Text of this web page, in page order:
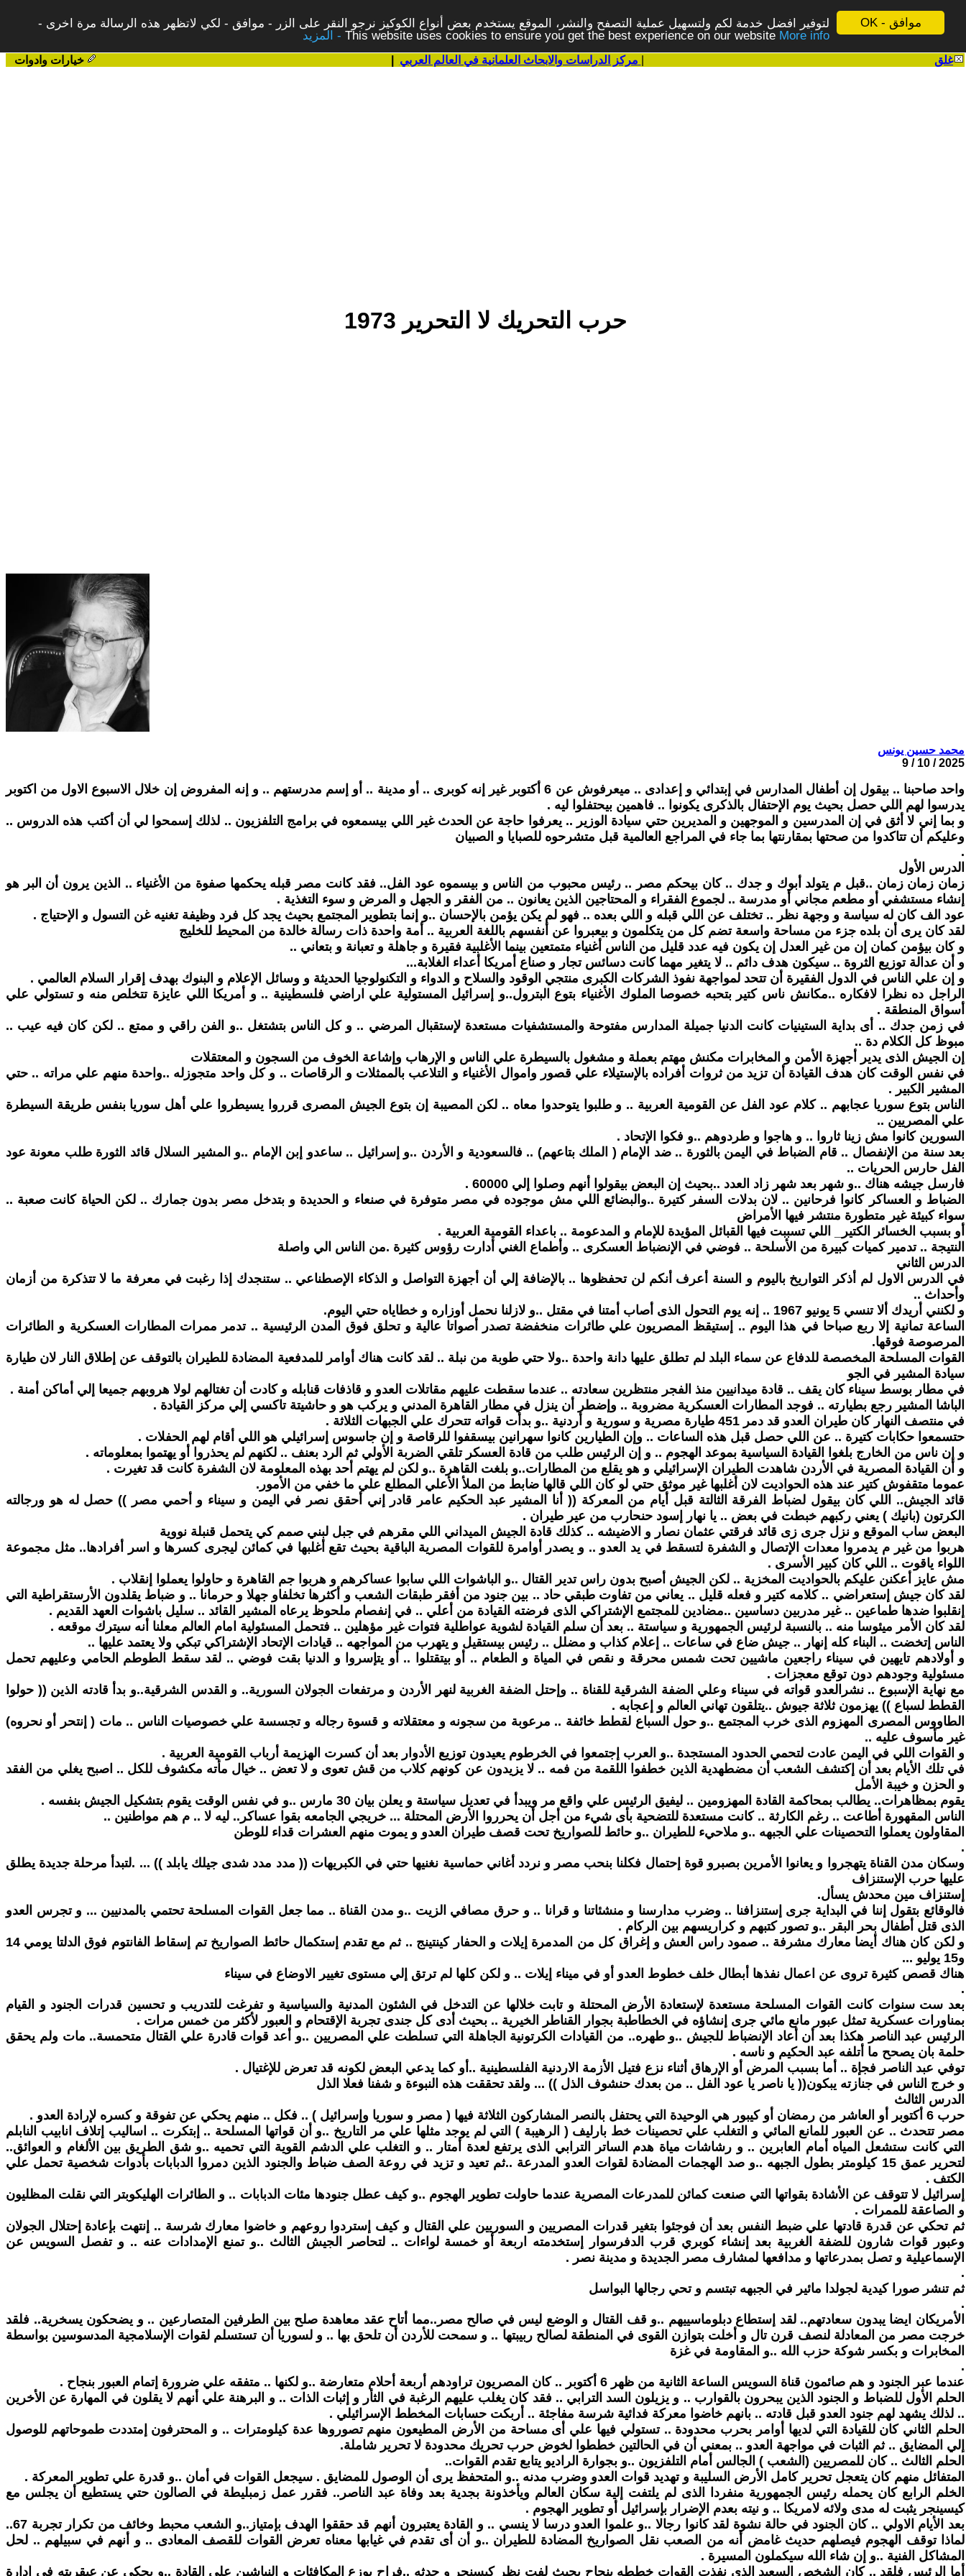
موافق - OK
لتوفير افضل خدمة لكم ولتسهيل عملية التصفح والنشر، الموقع يستخدم بعض أنواع الكوكيز نرجو النقر على الزر - موافق - لكي لاتظهر هذه الرسالة مرة اخرى -
This website uses cookies to ensure you get the best experience on our website More info - المزيد
غلق خيارات وادوات
حرب التحريك لا التحرير 1973
محمد حسين يونس
2025 / 10 / 9
واحد صاحبنا .. بيقول إن أطفال المدارس في إبتدائي و إعدادى .. ميعرفوش عن 6 أكتوبر غير إنه كوبرى .. أو مدينة .. أو إسم مدرستهم .. و إنه المفروض إن خلال الاسبوع الاول من اكتوبر
يدرسوا لهم اللي حصل بحيث يوم الإحتفال بالذكرى يكونوا .. فاهمين بيحتفلوا ليه .
و بما إني لا أثق في إن المدرسين و الموجهين و المديرين حتي سيادة الوزير .. يعرفوا حاجة عن الحدث غير اللي بيسمعوه في برامج التلفزيون .. لذلك إسمحوا لي أن أكتب هذه الدروس ..
وعليكم أن تتاكدوا من صحتها بمقارنتها بما جاء في المراجع العالمية قبل متشرحوه للصبايا و الصبيان
.
الدرس الأول
زمان زمان زمان ..قبل م يتولد أبوك و جدك .. كان بيحكم مصر .. رئيس محبوب من الناس و بيسموه عود الفل.. فقد كانت مصر قبله يحكمها صفوة من الأغنياء .. الذين يرون أن البر هو
إنشاء مستشفي أو مطعم مجاني أو مدرسة .. لجموع الفقراء و المحتاجين الذين يعانون .. من الفقر و الجهل و المرض و سوء التغذية .
عود الف كان له سياسة و وجهة نظر .. تختلف عن اللي قبله و اللي بعده .. فهو لم يكن يؤمن بالإحسان ..و إنما بتطوير المجتمع بحيث يجد كل فرد وظيفة تغنيه غن التسول و الإحتياج .
لقد كان يرى أن بلده جزء من مساحة واسعة تضم كل من يتكلمون و بيعبروا عن أنفسهم باللغة العربية .. أمة واحدة ذات رسالة خالدة من المحيط للخليج
و كان بيؤمن كمان إن من غير العدل إن يكون فيه عدد قليل من الناس أغنياء متمتعين بينما الأغلبية فقيرة و جاهلة و تعبانة و بتعاني ..
و أن عدالة توزيع الثروة .. سيكون هدف دائم .. لا يتغير مهما كانت دسائس تجار و صناع أمريكا أعداء الغلابة...
و إن علي الناس في الدول الفقيرة أن تتحد لمواجهة نفوذ الشركات الكبرى منتجي الوقود والسلاح و الدواء و التكنولوجيا الحديثة و وسائل الإعلام و البنوك بهدف إقرار السلام العالمي .
الراجل ده نظرا لافكاره ..مكانش ناس كتير بتحبه خصوصا الملوك الأغنياء بتوع البترول..و إسرائيل المستولية علي اراضي فلسطينية .. و أمريكا اللي عايزة تتخلص منه و تستولي علي
أسواق المنطقة .
في زمن جدك .. أى بداية الستينيات كانت الدنيا جميلة المدارس مفتوحة والمستشفيات مستعدة لإستقبال المرضي .. و كل الناس بتشتغل ..و الفن راقي و ممتع .. لكن كان فيه عيب ..
مبوظ كل الكلام دة ..
إن الجيش الذى يدير أجهزة الأمن و المخابرات مكنش مهتم بعملة و مشغول بالسيطرة علي الناس و الإرهاب وإشاعة الخوف من السجون و المعتقلات
في نفس الوقت كان هدف القيادة أن تزيد من ثروات أفراده بالإستيلاء علي قصور واموال الأغنياء و التلاعب بالممثلات و الرقاصات .. و كل واحد متجوزله ..واحدة منهم علي مراته .. حتي
المشير الكبير .
الناس بتوع سوريا عجابهم .. كلام عود الفل عن القومية العربية .. و طلبوا يتوحدوا معاه .. لكن المصيبة إن بتوع الجيش المصرى قرروا يسيطروا علي أهل سوريا بنفس طريقة السيطرة
علي المصريين ..
السورين كانوا مش زينا ثاروا .. و هاجوا و طردوهم ..و فكوا الإتحاد .
بعد سنة من الإنفصال .. قام الضباط في اليمن بالثورة .. ضد الإمام ( الملك بتاعهم) .. فالسعودية و الأردن ..و إسرائيل .. ساعدو إبن الإمام ..و المشير السلال قائد الثورة طلب معونة عود
الفل حارس الحريات ..
فارسل جيشه هناك ..و شهر بعد شهر زاد العدد ..بحيث إن البعض بيقولوا أنهم وصلوا إلي 60000 .
الضباط و العساكر كانوا فرحانين .. لان بدلات السفر كتيرة ..والبضائع اللي مش موجوده في مصر متوفرة في صنعاء و الحديدة و بتدخل مصر بدون جمارك .. لكن الحياة كانت صعبة ..
سواء كبيئة غير متطورة منتشر فيها الأمراض
أو بسبب الخسائر الكتير_ اللي تسببت فيها القبائل المؤيدة للإمام و المدعومة .. باعداء القومية العربية .
النتيجة .. تدمير كميات كبيرة من الأسلحة .. فوضي في الإنضباط العسكرى .. وأطماع الغني أدارت رؤوس كثيرة .من الناس الي واصلة
الدرس الثاني
في الدرس الاول لم أذكر التواريخ باليوم و السنة أعرف أنكم لن تحفظوها .. بالإضافة إلي أن أجهزة التواصل و الذكاء الإصطناعي .. ستنجدك إذا رغبت في معرفة ما لا تتذكرة من أزمان
وأحداث ..
و لكنني أريدك ألا تنسي 5 يونيو 1967 .. إنه يوم التحول الذى أصاب أمتنا في مقتل ..و لازلنا نحمل أوزاره و خطاياه حتي اليوم.
الساعة تمانية إلا ربع صباحا في هذا اليوم .. إستيقظ المصريون علي طائرات منخفضة تصدر أصواتا عالية و تحلق فوق المدن الرئيسية .. تدمر ممرات المطارات العسكرية و الطائرات
المرصوصة فوقها.
القوات المسلحة المخصصة للدفاع عن سماء البلد لم تطلق عليها دانة واحدة ..ولا حتي طوبة من نبلة .. لقد كانت هناك أوامر للمدفعية المضادة للطيران بالتوقف عن إطلاق النار لان طيارة
سيادة المشير في الجو
في مطار بوسط سيناء كان يقف .. قادة ميدانيين منذ الفجر منتظرين سعادته .. عندما سقطت عليهم مقاتلات العدو و قاذفات قنابله و كادت أن تغتالهم لولا هروبهم جميعا إلي أماكن أمنة .
الباشا المشير رجع بطيارته .. فوجد المطارات العسكرية مضروبة .. وإضطر أن ينزل في مطار القاهرة المدني و يركب هو و حاشيتة تاكسي إلي مركز القيادة .
في منتصف النهار كان طيران العدو قد دمر 451 طيارة مصرية و سورية و أردنية ..و بدأت قواته تتحرك علي الجبهات الثلاثة .
حتسمعوا حكابات كتيرة .. عن اللي حصل قبل هذه الساعات .. وإن الطيارين كانوا سهرانين بيسقفوا للرقاصة و إن جاسوس إسرائيلي هو اللي أقام لهم الحفلات .
و إن ناس من الخارج بلغوا القيادة السياسية بموعد الهجوم .. و إن الرئيس طلب من قادة العسكر تلقي الضربة الأولي ثم الرد بعنف .. لكنهم لم يحذروا أو يهتموا بمعلوماته .
و أن القيادة المصرية في الأردن شاهدت الطيران الإسرائيلي و هو يقلع من المطارات..و بلغت القاهرة ..و لكن لم يهتم أحد بهذه المعلومة لان الشفرة كانت قد تغيرت .
عموما متقفوش كتير عند هذه الحواديت لان أغلبها غير موثق حتي لو كان اللي قالها ضابط من الملأ الأعلي المطلع علي ما خفي من الأمور.
قائد الجيش.. اللي كان بيقول لضباط الفرقة الثالتة قبل أيام من المعركة (( أنا المشير عبد الحكيم عامر قادر إني أحقق نصر في اليمن و سيناء و أحمي مصر )) حصل له هو ورجالته
الكرتون (بانيك ) يعني ركبهم خبطت في بعض .. يا نهار إسود حنحارب من عير طيران .
البعض ساب الموقع و نزل جرى زى قائد فرقتي عثمان نصار و الاضيشه .. كذلك قادة الجيش الميداني اللي مقرهم في جبل لبني صمم كي يتحمل قنبلة نووية
هربوا من غير م يدمروا معدات الإتصال و الشفرة لتسقط في يد العدو .. و يصدر أوامرة للقوات المصرية الباقية بحيث تقع أغلبها في كمائن ليجرى كسرها و اسر أفرادها.. مثل مجموعة
اللواء ياقوت .. اللي كان كبير الأسرى .
مش عايز أعكنن عليكم بالحواديت المخزية .. لكن الجيش أصبح بدون راس تدير القتال ..و الباشوات اللي سابوا عساكرهم و هربوا جم القاهرة و حاولوا يعملوا إنقلاب .
لقد كان جيش إستعراضي .. كلامه كتير و فعله قليل .. يعاني من تفاوت طبقي حاد .. بين جنود من أفقر طبقات الشعب و أكثرها تخلفاو جهلا و حرمانا .. و ضباط يقلدون الأرستقراطية التي
إنقلبوا ضدها طماعين .. غير مدربين دساسين ..مضادين للمجتمع الإشتراكي الذى فرضته القيادة من أعلي .. في إنفصام ملحوظ يرعاه المشير القائد .. سليل باشوات العهد القديم .
لقد كان الأمر ميئوسا منه .. بالنسبة لرئيس الجمهورية و سياستة .. بعد أن سلم القيادة لشوية عواطلية فتوات غير مؤهلين .. فتحمل المسئولية امام العالم معلنا أنه سيترك موقعه .
الناس إتخضت .. البناء كله إنهار .. جيش ضاع في ساعات .. إعلام كذاب و مضلل .. رئيس بيستقيل و يتهرب من المواجهه .. قيادات الإتحاد الإشتراكي تبكي ولا يعتمد عليها ..
و أولادهم تايهين في سيناء راجعين ماشيين تحت شمس محرقة و نقص في المياة و الطعام .. أو بيتقتلوا .. أو يتإسروا و الدنيا بقت فوضي .. لقد سقط الطوطم الحامي وعليهم تحمل
مسئولية وجودهم دون توقع معجزات .
مع نهاية الإسبوع .. نشرالعدو قواته في سيناء وعلي الضفة الشرقية للقناة .. وإحتل الضفة الغربية لنهر الأردن و مرتفعات الجولان السورية.. و القدس الشرقية..و بدأ قادته الذين (( حولوا
القطط لسباع )) يهزمون ثلاثة جيوش ..يتلقون تهاني العالم و إعجابه .
الطاووس المصرى المهزوم الذى خرب المجتمع ..و حول السباع لقطط خائفة .. مرعوبة من سجونه و معتقلاته و قسوة رجاله و تجسسة علي خصوصيات الناس .. مات ( إنتحر أو نحروه)
غير مأسوف عليه ..
و القوات اللي في اليمن عادت لتحمي الحدود المستجدة ..و العرب إجتمعوا في الخرطوم يعيدون توزيع الأدوار بعد أن كسرت الهزيمة أرباب القومية العربية .
في تلك الأيام بعد أن إكتشف الشعب أن مضطهدية الذين خطفوا اللقمة من فمه .. لا يزيدون عن كونهم كلاب من قش تعوى و لا تعض .. خيال مأته مكشوف للكل .. اصبح يغلي من الفقد
و الحزن و خيبة الأمل
يقوم بمظاهرات.. يطالب بمحاكمة القادة المهزومين .. ليفيق الرئيس علي واقع مر ويبدأ في تعديل سياستة و يعلن بيان 30 مارس ..و في نفس الوقت يقوم بتشكيل الجيش بنفسه .
الناس المقهورة أطاعت .. رغم الكارثة .. كانت مستعدة للتضحية بأى شيء من أجل أن يحرروا الأرض المحتلة ... خريجي الجامعه بقوا عساكر.. ليه لا .. م هم مواطنين ..
المقاولون يعملوا التحصينات علي الجبهه ..و ملاحيء للطيران ..و حائط للصواريخ تحت قصف طيران العدو و يموت منهم العشرات قداء للوطن
.
وسكان مدن القناة يتهجروا و يعانوا الأمرين بصبرو قوة إحتمال فكلنا بنحب مصر و نردد أغاني حماسية نغنيها حتي في الكبريهات (( مدد مدد شدى جيلك يابلد )) ... .لتبدأ مرحلة جديدة يطلق
عليها حرب الإستنزاف
إستنزاف مين محدش يسأل.
فالوقائع بتقول إننا في البداية جرى إستنزافنا .. وضرب مدارسنا و منشئاتنا و قرانا .. و حرق مصافي الزيت ..و مدن القناة .. مما جعل القوات المسلحة تحتمي بالمدنيين ... و تجرس العدو
الذى قتل أطفال بحر البقر ..و تصور كتبهم و كراريسهم بين الركام .
و لكن كان هناك أيضا معارك مشرفة .. صمود راس العش و إغراق كل من المدمرة إيلات و الحفار كينتينج .. ثم مع تقدم إستكمال حائط الصواريخ تم إسقاط الفانتوم فوق الدلتا يومي 14
و15 يوليو ...
هناك قصص كثيرة تروى عن اعمال نفذها أبطال خلف خطوط العدو أو في ميناء إيلات .. و لكن كلها لم ترتق إلي مستوى تغيير الاوضاع في سيناء
.
بعد ست سنوات كانت القوات المسلحة مستعدة لإستعادة الأرض المحتلة و تابت خلالها عن التدخل في الشئون المدنية والسياسية و تفرغت للتدريب و تحسين قدرات الجنود و القيام
بمناورات عسكرية تمثل عبور مانع مائي جرى إنشاؤه في الخطاطبة بجوار القناطر الخيرية .. بحيث أدى كل جندى تجربة الإقتحام و العبور لأكثر من خمس مرات .
الرئيس عبد الناصر هكذا بعد أن أعاد الإنضباط للجيش ..و طهره.. من القيادات الكرتونية الجاهلة التي تسلطت علي المصريين ..و أعد قوات قادرة علي القتال متحمسة.. مات ولم يحقق
حلمة بان يصحح ما أتلفه عبد الحكيم و ناسه .
توفي عبد الناصر فجإة .. أما بسبب المرض أو الإرهاق أثناء نزع فتيل الأزمة الاردنية الفلسطينية ..أو كما يدعي البعض لكونه قد تعرض للإغتيال .
و خرج الناس في جنازته يبكون(( يا ناصر يا عود الفل .. من بعدك حنشوف الذل )) ... ولقد تحققت هذه النبوءة و شفنا فعلا الذل
الدرس الثالث
حرب 6 أكتوبر أو العاشر من رمضان أو كيبور هي الوحيدة التي يحتفل بالنصر المشاركون الثلاثة فيها ( مصر و سوريا وإسرائيل ) .. فكل .. منهم يحكي عن تفوقة و كسره لإرادة العدو .
مصر تتحدث .. عن العبور للمانع المائي و التغلب علي تحصينات خط بارليف ( الرهيبة ) التي لم يوجد مثلها علي مر التاريخ ..و أن قواتها المسلحة .. إبتكرت .. اساليب إتلاف انابيب النابلم
التي كانت ستشعل المياه أمام العابرين .. و رشاشات مياة هدم الساتر الترابي الذى يرتفع لعدة أمتار .. و التغلب علي الدشم القوية التي تحميه ..و شق الطريق بين الألغام و العوائق..
لتحرير عمق 15 كيلومتر بطول الجبهه ..و صد الهجمات المضادة لقوات العدو المدرعة ..ثم تعيد و تزيد في روعة الصف ضباط والجنود الذين دمروا الدبابات بأدوات شخصية تحمل علي
الكتف .
إسرائيل لا تتوقف عن الأشادة بقواتها التي صنعت كمائن للمدرعات المصرية عندما حاولت تطوير الهجوم ..و كيف عطل جنودها مئات الدبابات .. و الطائرات الهليكوبتر التي نقلت المظليون
و الصاعقة للممرات .
ثم تحكي عن قدرة قادتها علي ضبط النفس بعد أن فوجئوا بتغير قدرات المصريين و السوريين علي القتال و كيف إستردوا روعهم و خاضوا معارك شرسة .. إنتهت بإعادة إحتلال الجولان
وعبور قوات شارون للضفة الغربية بعد إنشاء كوبري قرب الدفرسوار إستخدمته اربعة أو خمسة لواءات .. لتحاصر الجيش الثالث ..و تمنع الإمدادات عنه .. و تفصل السويس عن
الإسماعيلية و تصل بمدرعاتها و مدافعها لمشارف مصر الجديدة و مدينة نصر .
.
ثم تنشر صورا كيدية لجولدا مائير في الجبهه تبتسم و تحي رجالها البواسل
.
الأمريكان ايضا يبدون سعادتهم.. لقد إستطاع دبلوماسييهم ..و قف القتال و الوضع ليس في صالح مصر..مما أتاح عقد معاهدة صلح بين الطرفين المتصارعين .. و يضحكون يسخرية.. فلقد
خرجت مصر من المعادلة لنصف قرن تال و أخلت بتوازن القوى في المنطقة لصالح ربيبتها .. و سمحت للأردن أن تلحق بها .. و لسوريا أن تستسلم لقوات الإسلامجية المدسوسين بواسطة
المخابرات و بكسر شوكة حزب الله ..و المقاومة في غزة
.
عندما عبر الجنود و هم صائمون قناة السويس الساعة الثانية من ظهر 6 أكتوبر .. كان المصريون تراودهم أربعة أحلام متعارضة ..و لكنها .. متفقه علي ضرورة إتمام العبور بنجاح .
الحلم الأول للضباط و الجنود الذين يبحرون بالقوارب .. و يزيلون السد الترابي .. فقد كان يغلب عليهم الرغبة في الثأر و إثبات الذات .. و البرهنة علي أنهم لا يقلون في المهارة عن الأخرين
.. لذلك يشهد لهم جنود العدو قبل قادته .. بانهم خاضوا معركة فدائية شرسة مفاجئة .. أربكت حسابات المخطط الإسرائيلي .
الحلم الثاني كان للقيادة التي لديها أوامر بحرب محدودة .. تستولي فيها علي أى مساحة من الأرض المطيعون منهم تصوروها عدة كيلومترات .. و المحترفون إمتددت طموحاتهم للوصول
إلي المضايق .. ثم الثبات في مواجهة العدو .. بمعني أن في الحالتين خططوا لخوض حرب تحريك محدودة لا تحرير شاملة.
الحلم الثالث .. كان للمصريين (الشعب ) الجالس أمام التلفزيون ..و بجوارة الراديو يتابع تقدم القوات..
المتفائل منهم كان يتعجل تحرير كامل الأرض السليبة و تهديد قوات العدو وضرب مدنه ..و المتحفظ يرى أن الوصول للمضايق . سيجعل القوات في أمان ..و قدرة علي تطوير المعركة .
الخلم الرابع كان يحمله رئيس الجمهورية منفردا الذى لم يلتفت إلية سكان العالم ويأخذونة بجدية بعد وفاة عبد الناصر.. فقرر عمل زمبليطة في الصالون حتي يستطيع أن يجلس مع
كيسينجر يثبت له مدى ولائه لامريكا .. و نيته بعدم الإضرار بإسرائيل أو تطوير الهجوم .
بعد الأيام الاولي .. كان الجنود في حالة نشوة لقد كانوا رجالا ..و علموا العدو درسا لا ينسي .. و القادة يعتبرون أنهم قد حققوا الهدف بإمتياز..و الشعب محبط وخائف من تكرار تجربة 67..
لماذا توقف الهجوم فيصلهم حديث غامض أنه من الصعب نقل الصواريخ المضادة للطيران ..و أن أى تقدم في غيابها معناه تعرض القوات للقصف المعادى .. و أنهم في سبيلهم .. لحل
المشاكل الفنية ..و إن شاء الله سيكملون المسيرة .
أما الرئيس فلقد .. كان الشخص السعيد الذى نفذت القوات خططه بنجاح بحيث لفت نظر كيسنجر و حدثه ..فراح يوزع المكافئات و النياشين علي القادة ..و يحكي عن عبقريته في إدارة